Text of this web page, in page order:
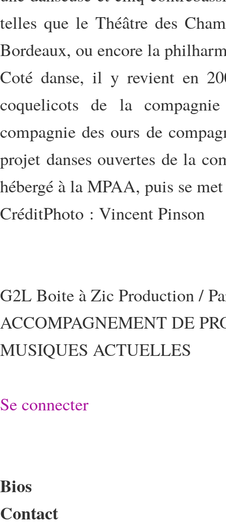
telles que le Théâtre des
Bordeaux, ou encore la
Coté danse, il y revient en
coquelicots de la
compagnie des ours de
projet danses ouvertes de la
hébergé à la MPAA, puis se
CréditPhoto : Vincent Pinson
G2L Boite à Zic Production /
ACCOMPAGNEMENT DE
MUSIQUES ACTUELLES
Se connecter
Bios
Contact